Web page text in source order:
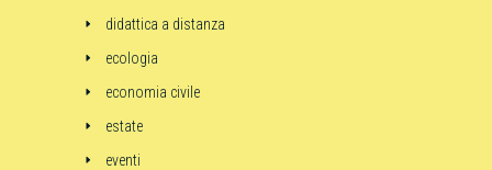
didattica a distanza
ecologia
economia civile
estate
eventi